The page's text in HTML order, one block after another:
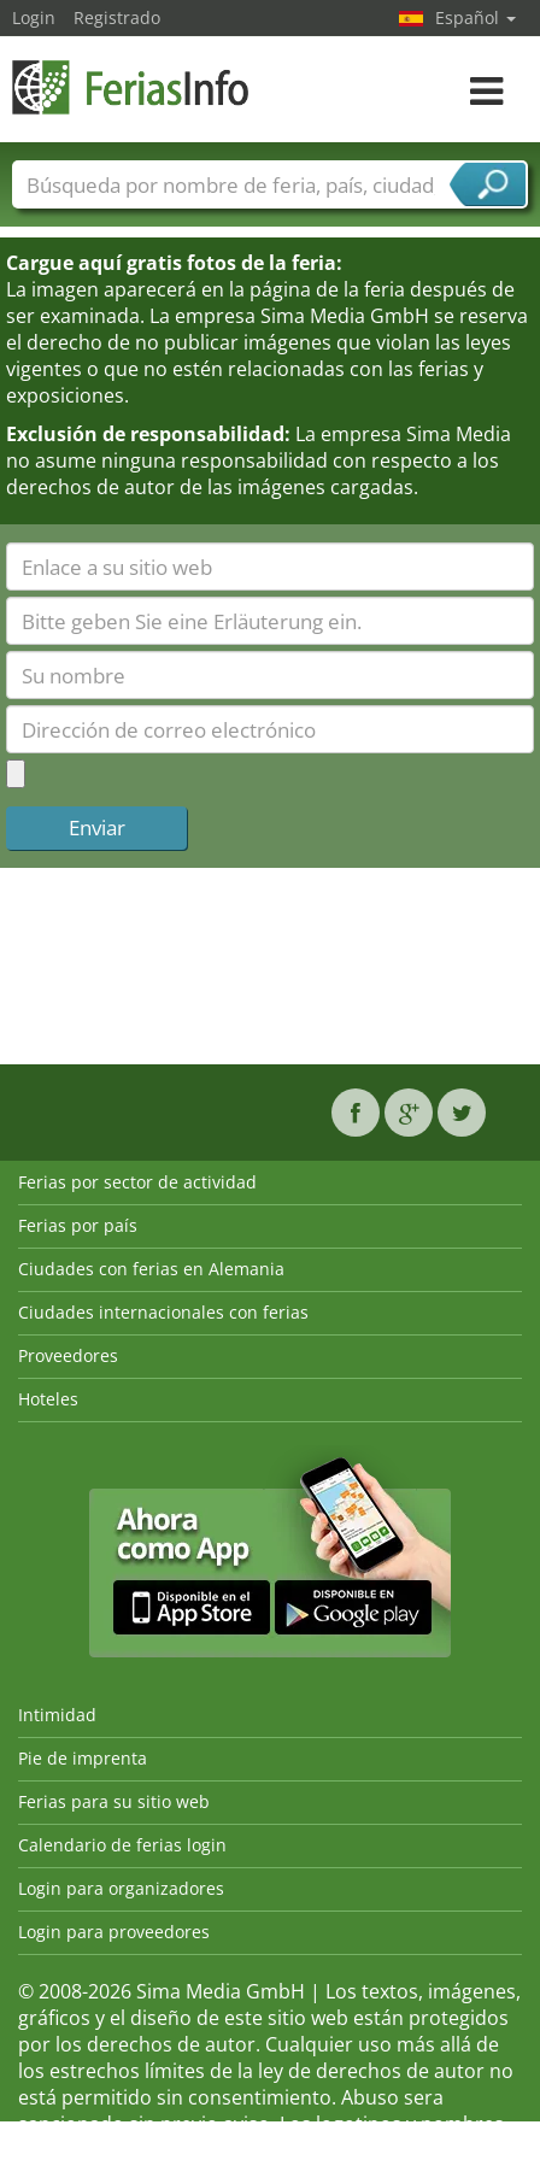
Cargue aquí gratis fotos de la feria:
La imagen aparecerá en la página de la feria después de
ser examinada. La empresa Sima Media GmbH se reserva
el derecho de no publicar imágenes que violan las leyes
vigentes o que no estén relacionadas con las ferias y
exposiciones.
Exclusión de responsabilidad: La empresa Sima Media
no asume ninguna responsabilidad con respecto a los
derechos de autor de las imágenes cargadas.
Login Registrado Español
toggle
Nombres de ferias Países
Ciudades
Sectores de ferias
Sectores de proveedor de servicios
Ferias por sector de actividad
Ferias por país
Ciudades con ferias en Alemania
Ciudades internacionales con ferias
Proveedores
Hoteles
Intimidad
Pie de imprenta
Ferias para su sitio web
Calendario de ferias login
Login para organizadores
Login para proveedores
© 2008-2026 Sima Media GmbH | Los textos, imágenes,
gráficos y el diseño de este sitio web están protegidos
por los derechos de autor. Cualquier uso más allá de
los estrechos límites de la ley de derechos de autor no
está permitido sin consentimiento. Abuso sera
sancionado sin previo aviso. Los logotipos y nombres